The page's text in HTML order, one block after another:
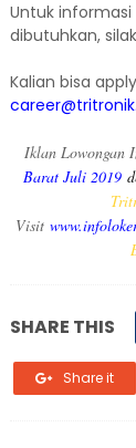
Untuk
dibutuhkan,
Kalian bisa
Iklan Lowongan
Barat Juli 2019
Visit
SHARE THIS
Share it